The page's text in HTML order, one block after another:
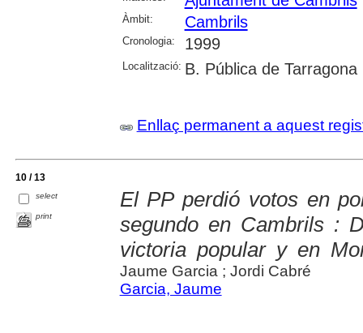
Àmbit: Cambrils
Cronologia: 1999
Localització: B. Pública de Tarragona
Enllaç permanent a aquest
10 / 13
select
print
El PP perdió votos en
segundo en Cambrils :
victoria popular y en
Jaume Garcia ; Jordi Cabré
Garcia, Jaume